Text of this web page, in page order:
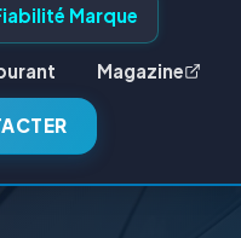
Marque
Magazine